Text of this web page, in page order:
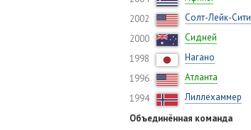
2002
Солт-Лейк-Сити
2000
Сидней
1998
Нагано
1996
Атланта
1994
Лиллехаммер
Объединённая команда